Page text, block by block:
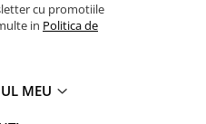
cu promotiile
in Politica de
MEU